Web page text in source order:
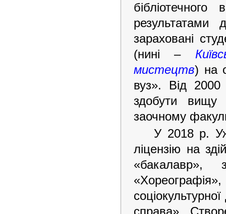
результатами
зараховані
(нині –
мистецтв) на
вуз». Від
здобути вищу
заочному
У 2018 р.
ліцензію на
«бакалавр»,
справа».